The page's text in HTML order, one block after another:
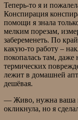
Теперь-то я и
Конспирация
помощи я знала
мелким порезам,
забеременеть. По
какую-то работу –
покопалась там,
термических
лежит в домашней
дешёвая.
— Живо, нужна ваша
окликнула, но я